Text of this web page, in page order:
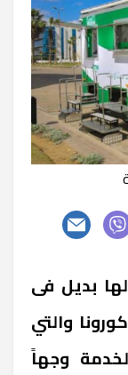
بديل فى
والتي
وجهاً